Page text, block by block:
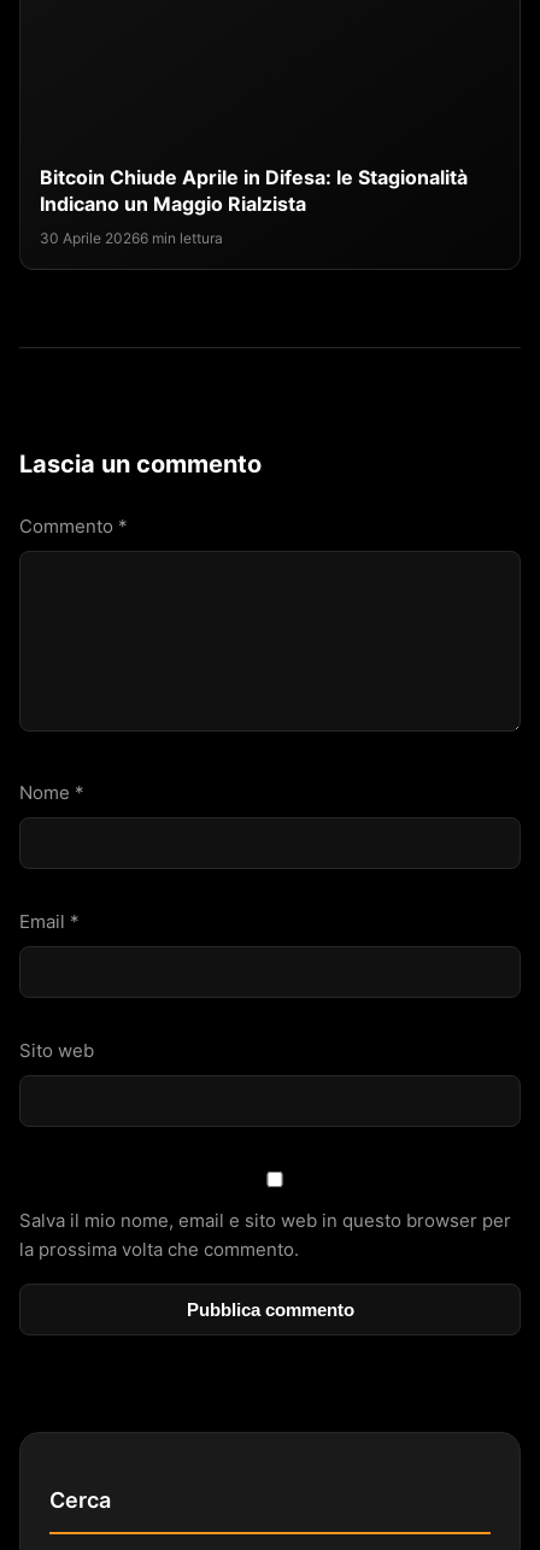
Bitcoin Chiude Aprile in Difesa: le Stagionalità
Indicano un Maggio Rialzista
30 Aprile 20266 min lettura
Lascia un commento
Commento *
Nome *
Email *
Sito web
Salva il mio nome, email e sito web in questo browser per
la prossima volta che commento.
Cerca